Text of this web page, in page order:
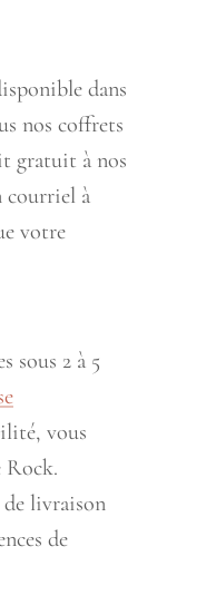
dans
nos coffrets
gratuit à nos
courriel à
votre
sous 2 à 5
vous
Rock.
de livraison
de